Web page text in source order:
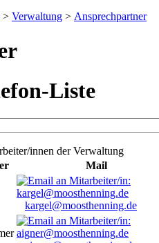
> Verwaltung > Ansprechpartner
Liste
innen der Verwaltung
Mail
kargel@moosthenning.de